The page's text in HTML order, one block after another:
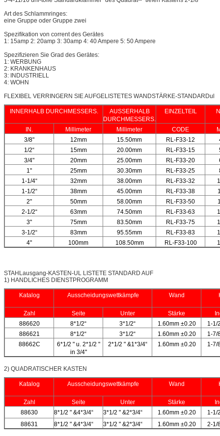
Art des Schlammringes:
eine Gruppe oder Gruppe zwei
Spezifikation von corrent des Gerätes
1: 15amp 2: 20amp 3: 30amp 4: 40 Ampere 5: 50 Ampere
Spezifizieren Sie Grad des Gerätes:
1: WERBUNG
2: KRANKENHAUS
3: INDUSTRIELL
4: WOHN
FLEXIBEL VERRINGERN SIE AUFGELISTETES WANDSTÄRKE-STANDARDul
INNERHALB DURCHMESSERS.
AUSSERHALB
DURCHMESSERS.
EINZELTEIL
IN. Millimeter Millimeter CODE
3/8"
12mm 15.50mm RL-F33-12
1/2“
15mm 20.00mm RL-F33-15
3/4"
20mm 25.00mm RL-F33-20
1"
25mm 30.30mm RL-F33-25
1-1/4“
32mm 38.00mm RL-F33-32
1-1/2“
38mm 45.00mm RL-F33-38
2"
50mm 58.00mm RL-F33-50
2-1/2“
63mm 74.50mm RL-F33-63
3"
75mm 83.50mm RL-F33-75
3-1/2“
83mm 95.55mm RL-F33-83
4"
100mm 108.50mm RL-F33-100
STAHLausgang-KASTEN-UL LISTETE STANDARD AUF
1) HANDLICHES DIENSTPROGRAMM
Katalog Ausscheidungswettkämpfe Wand
Zahl Seite Unter Stärke
886620
8*1/2“ 3*1/2“ 1.60mm ±0.20
1-1/
886621
8*1/2“ 3*1/2“ 1.60mm ±0.20
1-7/
88662C
6*1/2 " u. 2*1/2 "
in 3/4"
2*1/2 " &1*3/4“ 1.60mm ±0.20 1-7/
2) QUADRATISCHER KASTEN
Katalog Ausscheidungswettkämpfe Wand
Zahl Seite Unter Stärke
88630
8*1/2 " &4*3/4“ 3*1/2 " &2*3/4“ 1.60mm ±0.20
1-1/
88631
8*1/2 " &4*3/4“ 3*1/2 " &2*3/4“ 1.60mm ±0.20 2-1/